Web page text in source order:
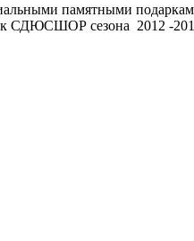
памятными
СДЮСШОР сезона 2012 -